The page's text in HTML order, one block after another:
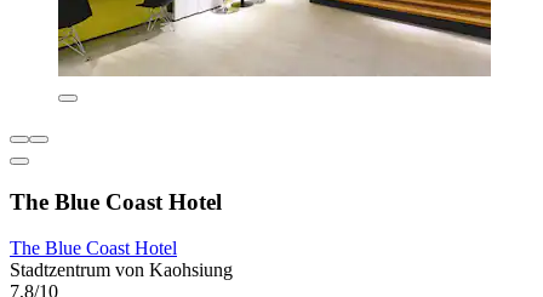
The Blue Coast Hotel
The Blue Coast Hotel
Stadtzentrum von Kaohsiung
7,8/10